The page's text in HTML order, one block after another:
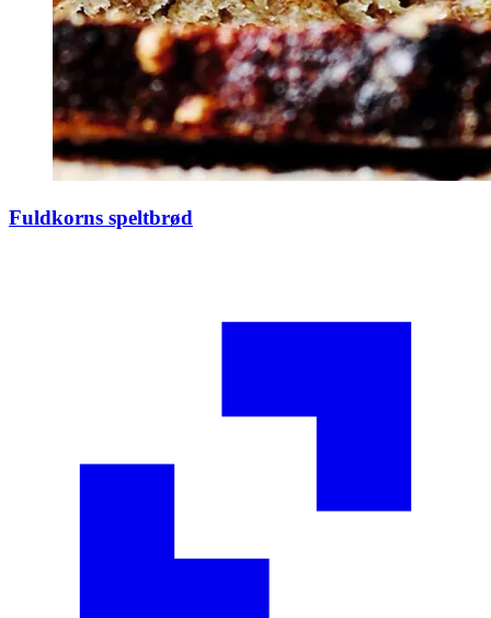
Fuldkorns speltbrød